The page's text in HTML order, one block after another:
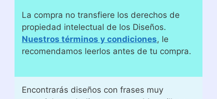
La compra no transfiere los derechos de
propiedad intelectual de los Diseños.
Nuestros términos y condiciones, le
recomendamos leerlos antes de tu compra.
Encontrarás diseños con frases muy